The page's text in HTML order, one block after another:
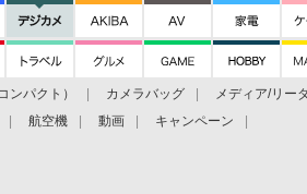
ンパクト） カメラバッグ メディア/リー
航空機 動画 キャンペーン